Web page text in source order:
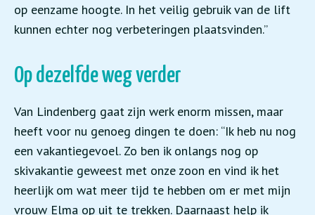
op eenzame hoogte. In het veilig gebruik van de lift
kunnen echter nog verbeteringen plaatsvinden.”
Op dezelfde weg verder
Van Lindenberg gaat zijn werk enorm missen, maar
heeft voor nu genoeg dingen te doen: “Ik heb nu nog
een vakantiegevoel. Zo ben ik onlangs nog op
skivakantie geweest met onze zoon en vind ik het
heerlijk om wat meer tijd te hebben om er met mijn
vrouw Elma op uit te trekken. Daarnaast help ik